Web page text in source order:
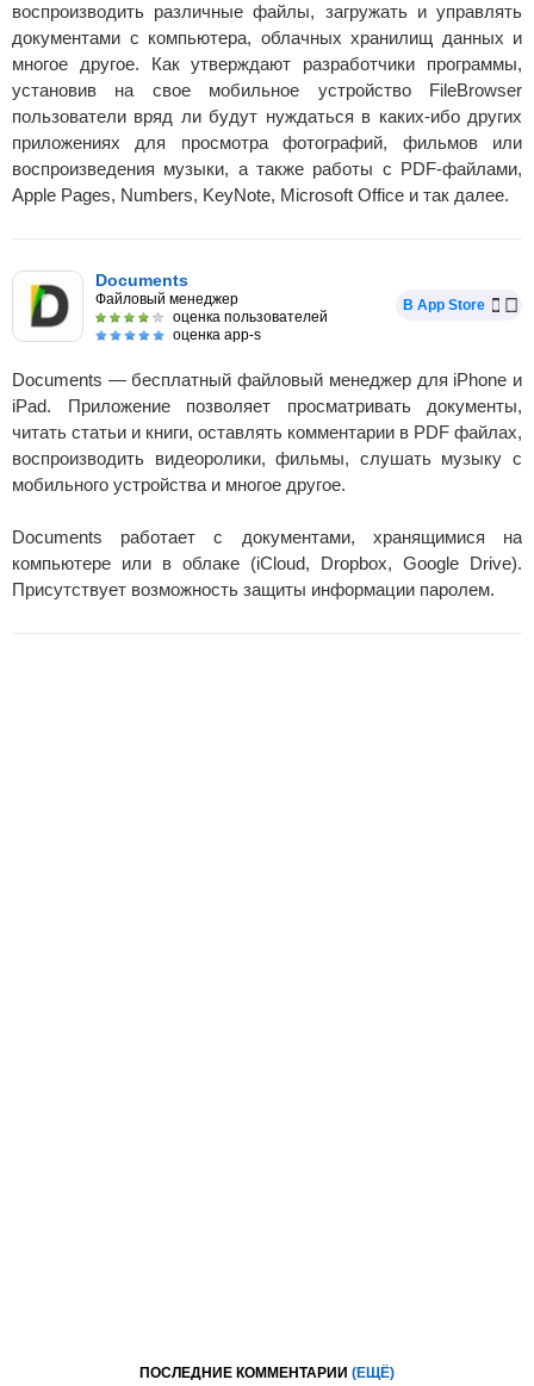
воспроизводить различные файлы, загружать и управлять
документами с компьютера, облачных хранилищ данных и
многое другое. Как утверждают разработчики программы,
установив на свое мобильное устройство FileBrowser
пользователи вряд ли будут нуждаться в каких-ибо других
приложениях для просмотра фотографий, фильмов или
воспроизведения музыки, а также работы с PDF-файлами,
Apple Pages, Numbers, KeyNote, Microsoft Office и так далее.
Documents
Файловый менеджер
оценка пользователей
оценка app-s
В App Store
Documents — бесплатный файловый менеджер для iPhone и
iPad. Приложение позволяет просматривать документы,
читать статьи и книги, оставлять комментарии в PDF файлах,
воспроизводить видеоролики, фильмы, слушать музыку с
мобильного устройства и многое другое.
Documents работает с документами, хранящимися на
компьютере или в облаке (iCloud, Dropbox, Google Drive).
Присутствует возможность защиты информации паролем.
ПОСЛЕДНИЕ КОММЕНТАРИИ (ЕЩЁ)